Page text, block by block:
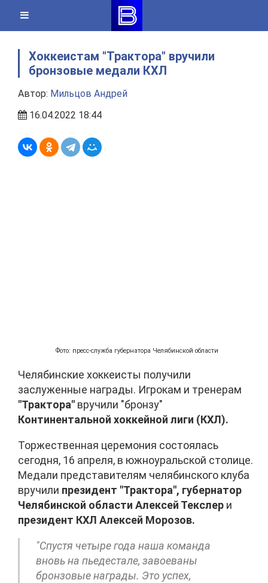
content
Хоккеистам "Трактора" вручили
бронзовые медали КХЛ
Автор: Мильцов Андрей
16.04.2022 18:44
Фото: пресс-служба губернатора Челябинской области
Челябинские хоккеисты получили
заслуженные награды. Игрокам и тренерам
"Трактора" вручили "бронзу"
Континентальной хоккейной лиги (КХЛ).
Торжественная церемония состоялась
сегодня, 16 апреля, в южноуральской столице.
Медали представителям челябинского клуба
вручили президент "Трактора", губернатор
Челябинской области Алексей Текслер и
президент КХЛ Алексей Морозов.
"Спустя четыре года наша команда
вновь на пьедестале, завоеваны
бронзовые награды. Это успех,